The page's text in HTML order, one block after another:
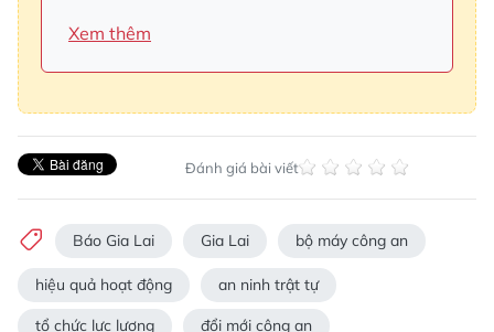
Xem thêm
Đánh giá bài viết
Báo Gia Lai Gia Lai bộ máy công an
hiệu quả hoạt động an ninh trật tự
tổ chức lực lượng đổi mới công an